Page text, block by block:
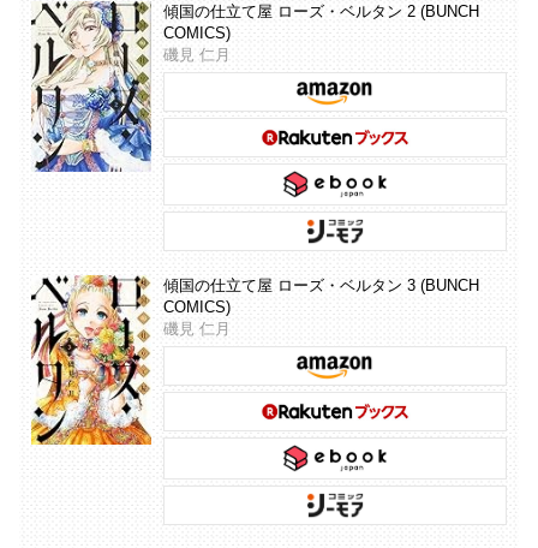
傾国の仕立て屋 ローズ・ベルタン 2 (BUNCH
COMICS)
磯見 仁月
傾国の仕立て屋 ローズ・ベルタン 3 (BUNCH
COMICS)
磯見 仁月